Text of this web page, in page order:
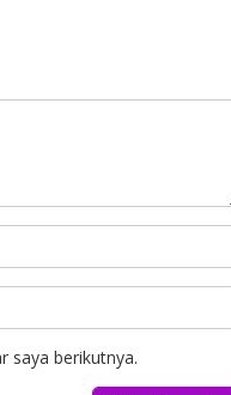
saya berikutnya.